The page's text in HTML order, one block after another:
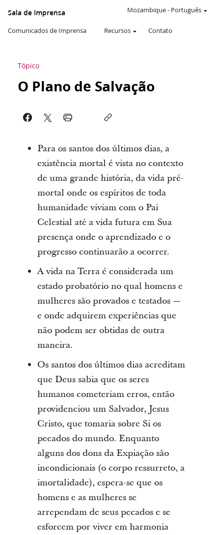
Sala de Imprensa
Comunicados de Imprensa Recursos Contato
Mozambique- Português
Tópico
O Plano de Salvação
Para os santos dos últimos dias, a
existência mortal é vista no contexto
de uma grande história, da vida pré-
mortal onde os espíritos de toda
humanidade viviam com o Pai
Celestial até a vida futura em Sua
presença onde o aprendizado e o
progresso continuarão a ocorrer.
A vida na Terra é considerada um
estado probatório no qual homens e
mulheres são provados e testados —
e onde adquirem experiências que
não podem ser obtidas de outra
maneira.
Os santos dos últimos dias acreditam
que Deus sabia que os seres
humanos cometeriam erros, então
providenciou um Salvador, Jesus
Cristo, que tomaria sobre Si os
pecados do mundo. Enquanto
alguns dos dons da Expiação são
incondicionais (o corpo ressurreto, a
imortalidade), espera-se que os
homens e as mulheres se
arrependam de seus pecados e se
esforcem por viver em harmonia